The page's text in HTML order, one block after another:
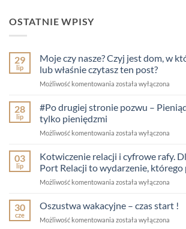
OSTATNIE WPISY
29
lip
Moje czy nasze? Czyj jest dom, w
lub właśnie czytasz ten post?
Możliwość komentowania Moje
Czyj
dom,
którym
mieszkasz
właśnie
ten
została wyłączona
28
lip
#Po drugiej stronie pozwu –
tylko pieniędzmi
Możliwość komentowania #Po
stronie
pozwu
–
Pieniądze
nie
tylko
została wyłączona
03
lip
Kotwiczenie relacji i cyfrowe rafy.
Port Relacji to wydarzenie,
Możliwość komentowania Kotwiczenie
rafy.
została wyłączona
30
cze
Oszustwa wakacyjne – czas start !
Możliwość komentowania Oszustwa
została wyłączona